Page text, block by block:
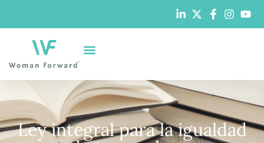
Ley integral para la igualdad